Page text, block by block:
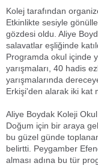
Kolej tarafından
Etkinlikte sesiyle
gözdesi oldu. Aliye
salavatlar eşliğinde
Programda okul içinde
yarışmaları, 40 hadis
yarışmalarında
Erkişi'den alarak iki kat
Aliye Boydak Koleji
Doğum için bir araya
bu güzel günde
belirtti. Peygamber
alması adına bu tür